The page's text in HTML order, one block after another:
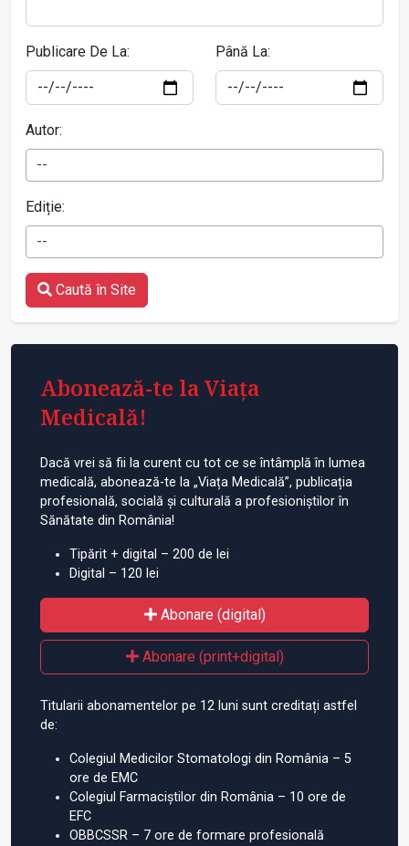
Publicare De La: Până La:
Autor:
--
Ediție:
--
Caută în Site
Abonează-te la Viața
Medicală!
Dacă vrei să fii la curent cu tot ce se întâmplă în lumea
medicală, abonează-te la „Viața Medicală”, publicația
profesională, socială și culturală a profesioniștilor în
Sănătate din România!
Tipărit + digital – 200 de lei
Digital – 120 lei
Abonare (digital)
Abonare (print+digital)
Titularii abonamentelor pe 12 luni sunt creditați astfel
de:
Colegiul Medicilor Stomatologi din România – 5
ore de EMC
Colegiul Farmaciștilor din România – 10 ore de
EFC
OBBCSSR – 7 ore de formare profesională